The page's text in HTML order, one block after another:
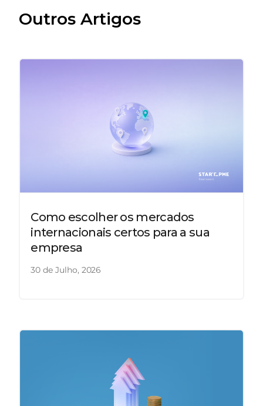
Outros Artigos
Como escolher os mercados
internacionais certos para a sua
empresa
30 de Julho, 2026